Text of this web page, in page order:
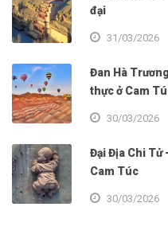
đại
31/03/2026
Đan Hà
thực ở Cam
30/03/2026
Đại Địa Chi Tử
Cam Túc
30/03/2026